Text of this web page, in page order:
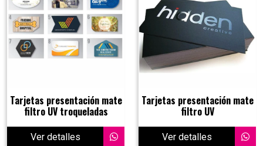
Tarjetas presentación mate
filtro UV troqueladas
Ver detalles
Tarjetas presentación mate
filtro UV
Ver detalles